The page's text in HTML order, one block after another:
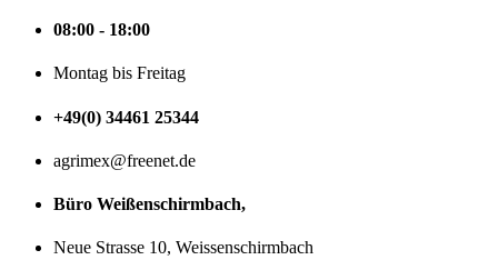
08:00 - 18:00
Montag bis Freitag
+49(0) 34461 25344
agrimex@freenet.de
Büro Weißenschirmbach,
Neue Strasse 10, Weissenschirmbach